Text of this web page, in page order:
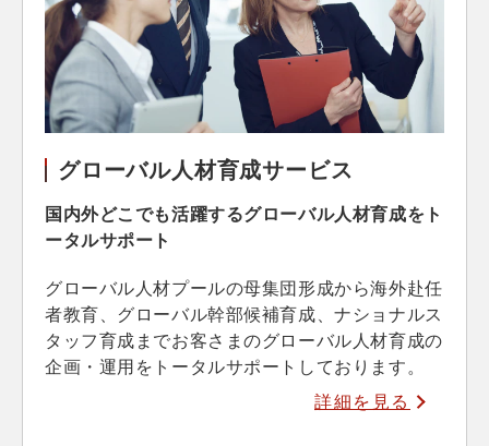
グローバル人材育成サービス
国内外どこでも活躍するグローバル人材育成をト
ータルサポート
グローバル人材プールの母集団形成から海外赴任
者教育、グローバル幹部候補育成、ナショナルス
タッフ育成までお客さまのグローバル人材育成の
企画・運用をトータルサポートしております。
詳細を見る